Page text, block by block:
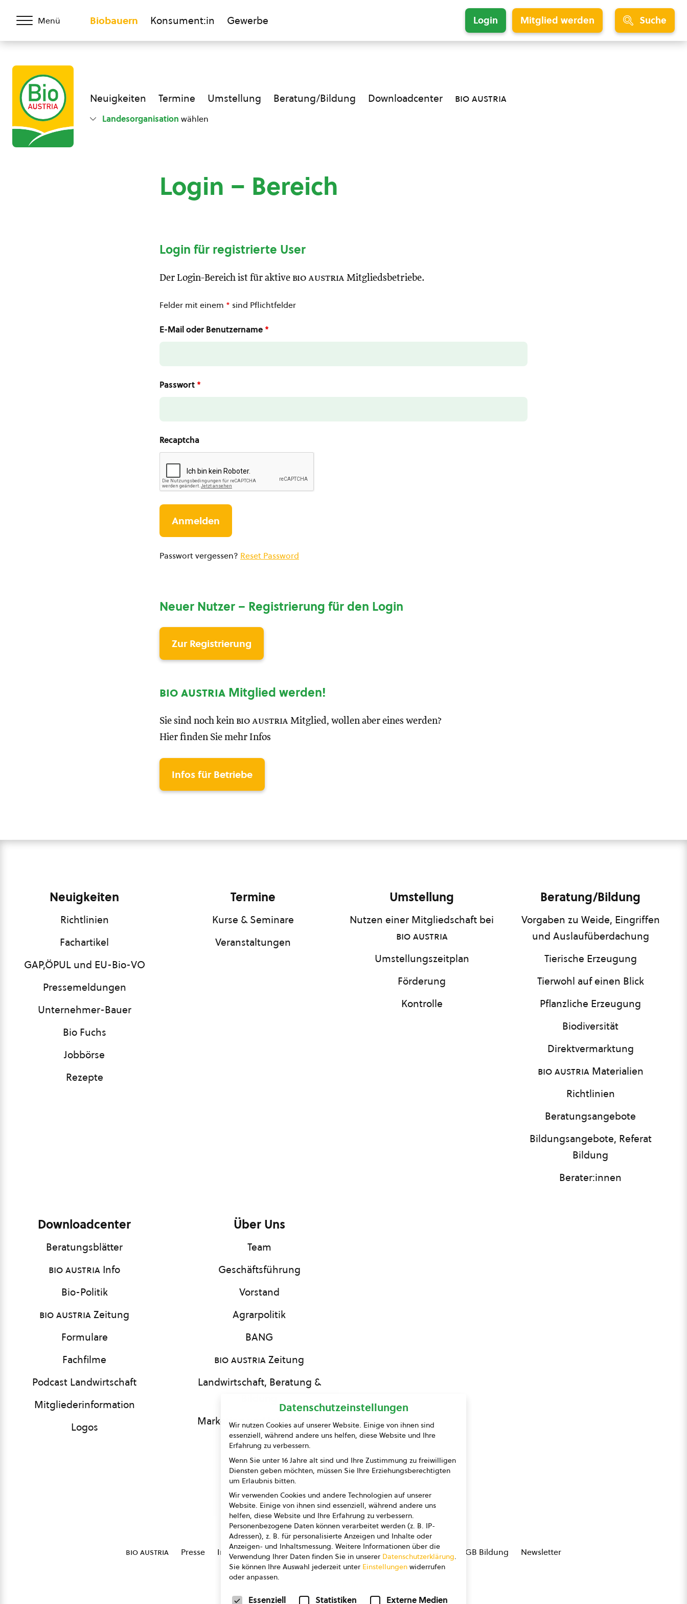
Menü Biobauern Konsument:in Gewerbe Login Mitglied werden Suche
Neuigkeiten Termine Umstellung Beratung/Bildung Downloadcenter bio austria
Landesorganisation wählen
Login – Bereich
Login für registrierte User
Der Login-Bereich ist für aktive bio austria Mitgliedsbetriebe.
Felder mit einem * sind Pflichtfelder
E-Mail oder Benutzername *
Passwort *
Recaptcha
Passwort vergessen? Reset Password
Neuer Nutzer – Registrierung für den Login
Zur Registrierung
bio austria Mitglied werden!
Sie sind noch kein bio austria Mitglied, wollen aber eines werden?
Hier finden Sie mehr Infos
Infos für Betriebe
Neuigkeiten
Richtlinien
Fachartikel
GAP,ÖPUL und EU-Bio-VO
Pressemeldungen
Unternehmer-Bauer
Bio Fuchs
Jobbörse
Rezepte
Termine
Kurse & Seminare
Veranstaltungen
Umstellung
Nutzen einer Mitgliedschaft bei
bio austria
Umstellungszeitplan
Förderung
Kontrolle
Beratung/Bildung
Vorgaben zu Weide, Eingriffen
und Auslaufüberdachung
Tierische Erzeugung
Tierwohl auf einen Blick
Pflanzliche Erzeugung
Biodiversität
Direktvermarktung
bio austriaMaterialien
Richtlinien
Beratungsangebote
Bildungsangebote, Referat
Bildung
Berater:innen
Downloadcenter
Beratungsblätter
bio austria Info
Bio-Politik
bio austriaZeitung
Formulare
Fachfilme
Podcast Landwirtschaft
Mitgliederinformation
Logos
Über Uns
Team
Geschäftsführung
Vorstand
Agrarpolitik
BANG
bio austriaZeitung
Landwirtschaft, Beratung &
Marketing und Information
Presse
Kontakt
bio austria Presse Impressum Datenschutz AGB AGB Marketing GmbH AGB Bildung Newsletter
Datenschutzeinstellungen
Wir nutzen Cookies auf unserer Website. Einige von ihnen sind
essenziell, während andere uns helfen, diese Website und Ihre
Erfahrung zu verbessern.
Wenn Sie unter 16 Jahre alt sind und Ihre Zustimmung zu freiwilligen
Diensten geben möchten, müssen Sie Ihre Erziehungsberechtigten
um Erlaubnis bitten.
Wir verwenden Cookies und andere Technologien auf unserer
Website. Einige von ihnen sind essenziell, während andere uns
helfen, diese Website und Ihre Erfahrung zu verbessern.
Personenbezogene Daten können verarbeitet werden (z. B. IP-
Adressen), z. B. für personalisierte Anzeigen und Inhalte oder
Anzeigen- und Inhaltsmessung. Weitere Informationen über die
Verwendung Ihrer Daten finden Sie in unserer Datenschutzerklärung.
Sie können Ihre Auswahl jederzeit unter Einstellungen widerrufen
oder anpassen.
Datenschutzeinstellungen
Essenziell Statistiken Externe Medien